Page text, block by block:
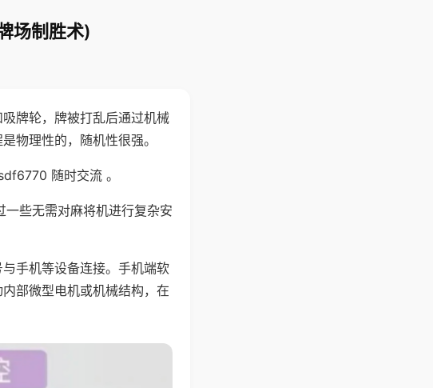
场制胜术)
牌轮，牌被打乱后通过机械
物理性的，随机性很强。
随时交流 。
些无需对麻将机进行复杂安
手机等设备连接。手机端软
部微型电机或机械结构，在